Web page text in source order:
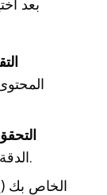
بعد
الدقة وضمان الحفاظ على التنسيق.